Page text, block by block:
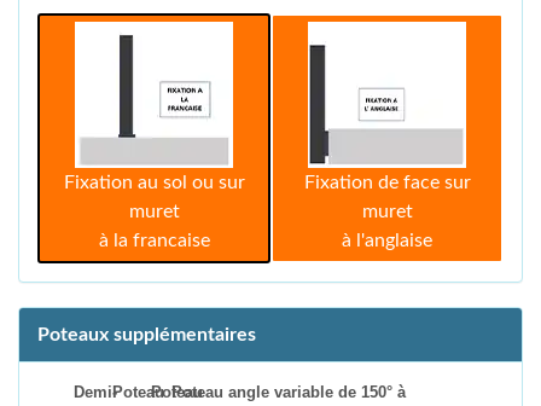
Fixation au sol ou sur
muret
à la francaise
Fixation de face sur
muret
à l'anglaise
Poteaux supplémentaires
Demi-PoteauPoteau
Poteau angle variable de 150° à